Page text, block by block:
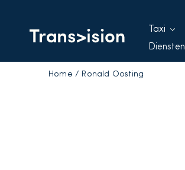
Taxi
Diensten
Home / Ronald Oosting